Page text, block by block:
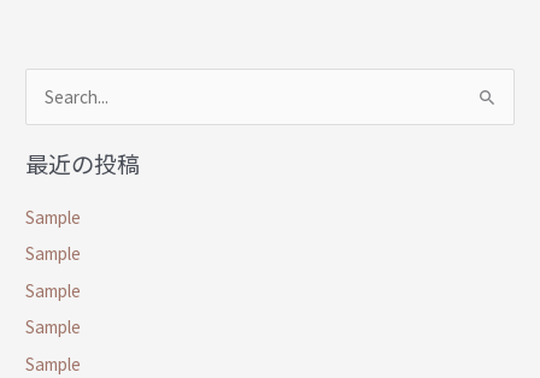
索
対
:
最近の投稿
Sample
Sample
Sample
Sample
Sample